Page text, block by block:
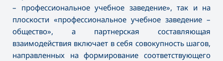
– профессиональное учебное заведение», так и на
плоскости «профессиональное учебное заведение –
общество», а партнерская составляющая
взаимодействия включает в себя совокупность шагов,
направленных на формирование соответствующего